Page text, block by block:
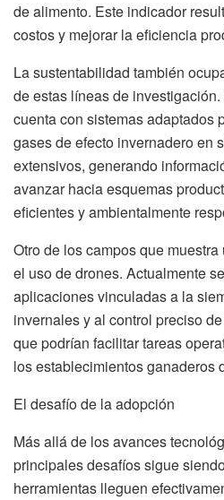
de alimento. Este indicador
costos y mejorar la eficiencia
La sustentabilidad también
de estas líneas de
cuenta con sistemas adaptados
gases de efecto invernadero en
extensivos, generando
avanzar hacia esquemas
eficientes y ambientalmente
Otro de los campos que
el uso de drones. Actualmente
aplicaciones vinculadas a la
invernales y al control preciso
que podrían facilitar tareas
los establecimientos ganaderos
El desafío de la adopción
Más allá de los avances
principales desafíos sigue
herramientas lleguen